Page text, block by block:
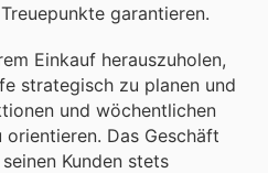
garantieren.
Einkauf herauszuholen,
strategisch zu planen und
und wöchentlichen
Das Geschäft
Kunden stets